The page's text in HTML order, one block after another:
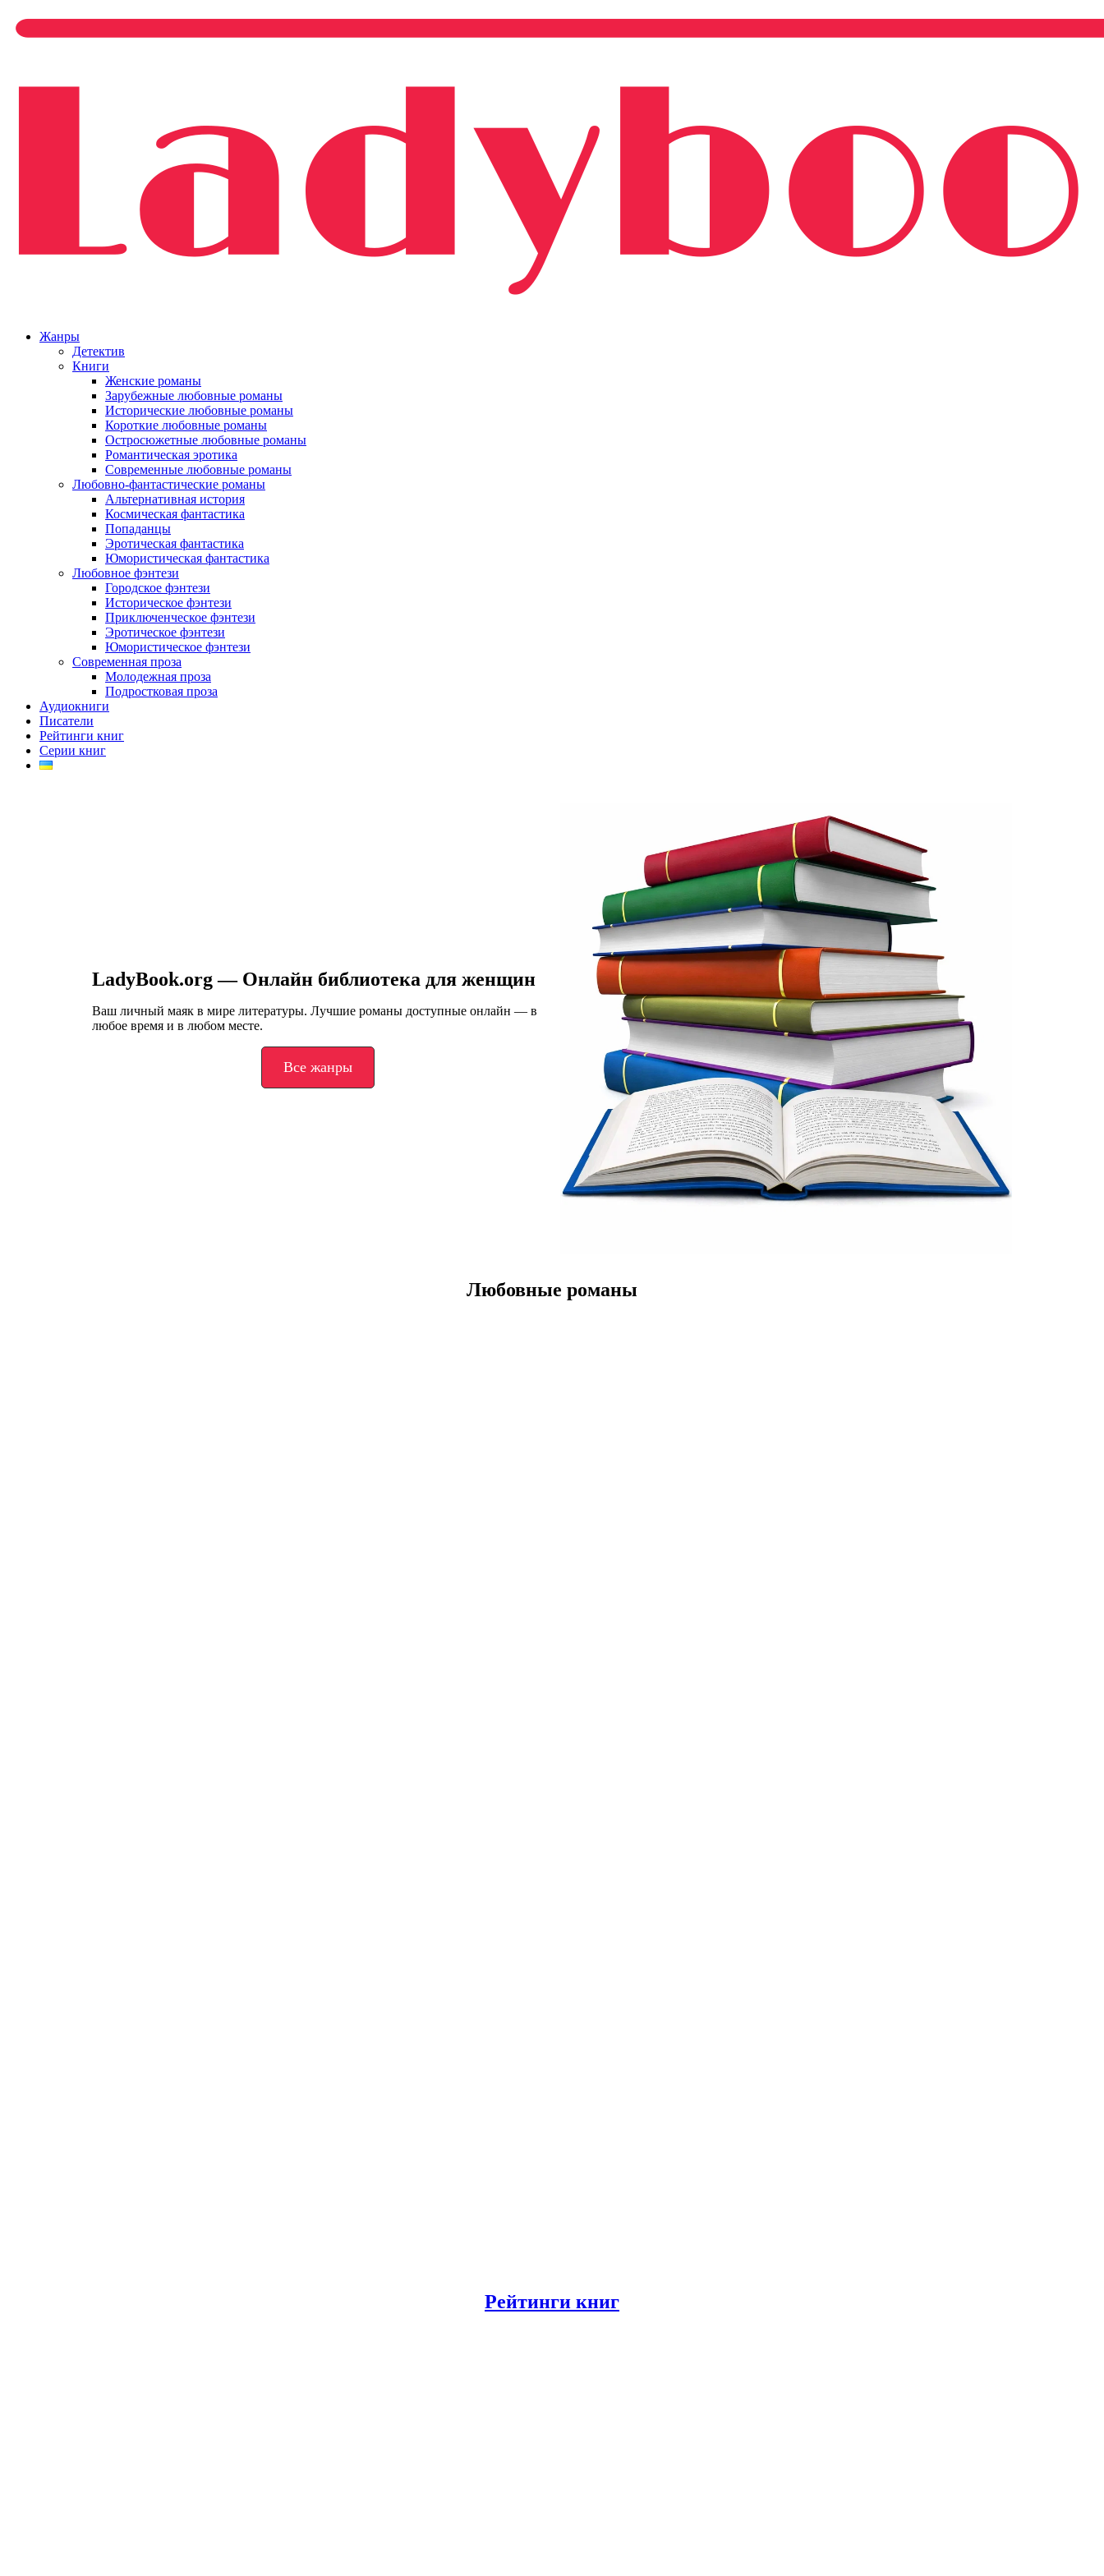
Жанры
Детектив
Книги
Женские романы
Зарубежные любовные романы
Исторические любовные романы
Короткие любовные романы
Остросюжетные любовные романы
Романтическая эротика
Современные любовные романы
Любовно-фантастические романы
Альтернативная история
Космическая фантастика
Попаданцы
Эротическая фантастика
Юмористическая фантастика
Любовное фэнтези
Городское фэнтези
Историческое фэнтези
Приключенческое фэнтези
Эротическое фэнтези
Юмористическое фэнтези
Современная проза
Молодежная проза
Подростковая проза
Аудиокниги
Писатели
Рейтинги книг
Серии книг
LadyBook.org — Онлайн библиотека для женщин
Ваш личный маяк в мире литературы. Лучшие романы доступные онлайн — в
любое время и в любом месте.
Все жанры
Любовные романы
Рейтинги книг